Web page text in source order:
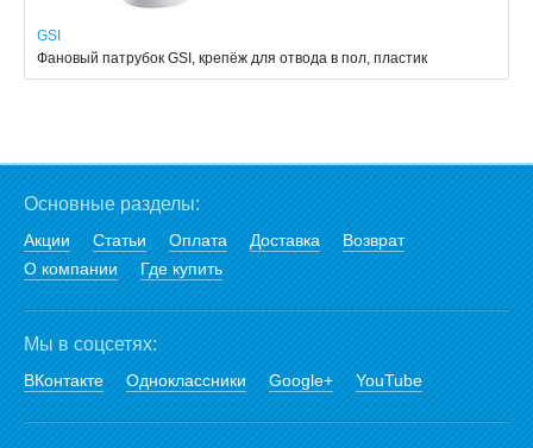
GSI
Фановый патрубок GSI, крепёж для отвода в пол, пластик
Основные разделы:
Акции Статьи Оплата Доставка
Возврат
О компании
Где купить
Мы в соцсетях:
ВКонтакте Одноклассники Google+ YouTube